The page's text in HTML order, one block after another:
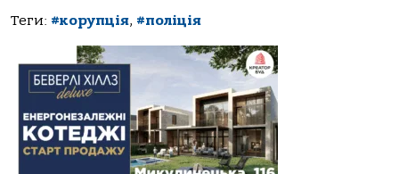
Теги: #корупція, #поліція